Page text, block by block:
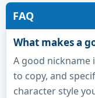
FAQ
What makes a
A good nickname
to copy, and
character style